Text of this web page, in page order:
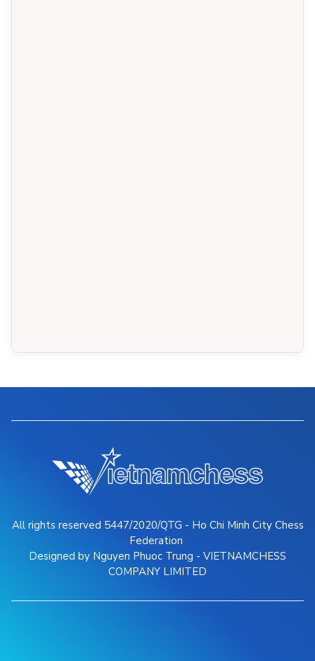
All rights reserved 5447/2020/QTG - Ho Chi Minh City Chess
Federation
Designed by Nguyen Phuoc Trung - VIETNAMCHESS
COMPANY LIMITED